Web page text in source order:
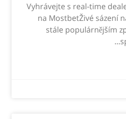
Vyhrávejte s real-time
na MostbetŽivé sázení
stále populárnějším